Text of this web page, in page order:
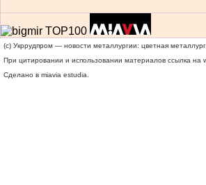
(c) Укррудпром — новости металлургии: цветная
При цитировании и использовании материалов ссылка на
Сделано в miavia estudia.